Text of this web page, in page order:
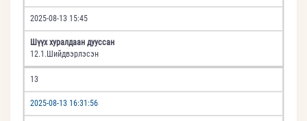
2025-08-13 15:45
Шүүх хуралдаан дууссан
12.1.Шийдвэрлэсэн
13
2025-08-13 16:31:56